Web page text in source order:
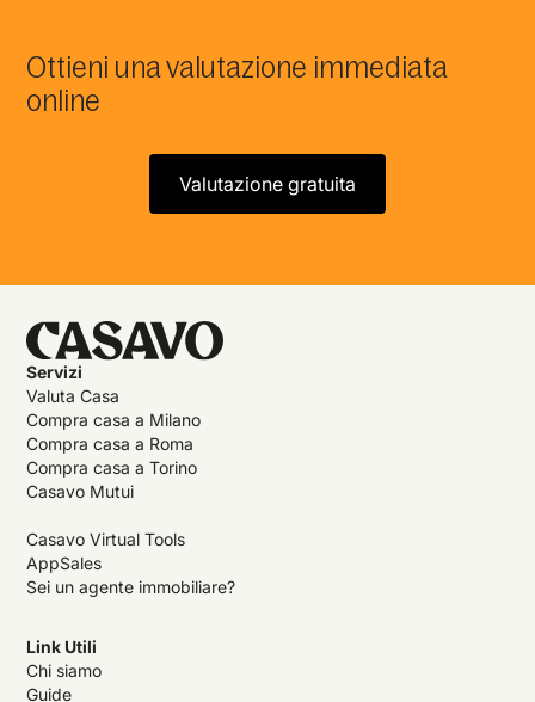
Ottieni una valutazione immediata
online
Valutazione gratuita
Servizi
Valuta Casa
Compra casa a Milano
Compra casa a Roma
Compra casa a Torino
Casavo Mutui
Casavo Virtual Tools
AppSales
Sei un agente immobiliare?
Link Utili
Chi siamo
Guide